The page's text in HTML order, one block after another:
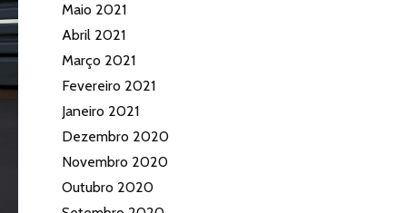
Maio 2021
Abril 2021
Março 2021
Fevereiro 2021
Janeiro 2021
Dezembro 2020
Novembro 2020
Outubro 2020